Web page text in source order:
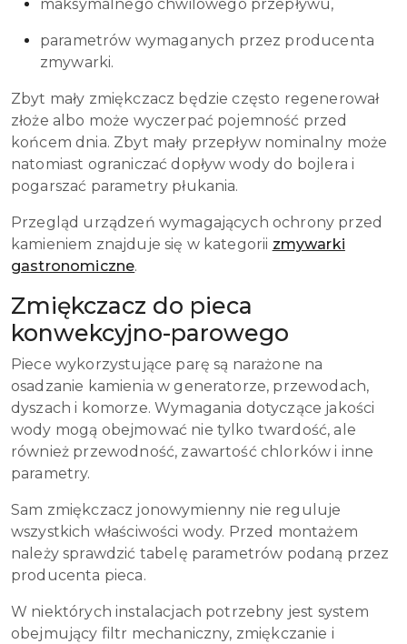
maksymalnego chwilowego przepływu,
parametrów wymaganych przez producenta
zmywarki.
Zbyt mały zmiękczacz będzie często regenerował
złoże albo może wyczerpać pojemność przed
końcem dnia. Zbyt mały przepływ nominalny może
natomiast ograniczać dopływ wody do bojlera i
pogarszać parametry płukania.
Przegląd urządzeń wymagających ochrony przed
kamieniem znajduje się w kategorii zmywarki
gastronomiczne.
Zmiękczacz do pieca
konwekcyjno-parowego
Piece wykorzystujące parę są narażone na
osadzanie kamienia w generatorze, przewodach,
dyszach i komorze. Wymagania dotyczące jakości
wody mogą obejmować nie tylko twardość, ale
również przewodność, zawartość chlorków i inne
parametry.
Sam zmiękczacz jonowymienny nie reguluje
wszystkich właściwości wody. Przed montażem
należy sprawdzić tabelę parametrów podaną przez
producenta pieca.
W niektórych instalacjach potrzebny jest system
obejmujący filtr mechaniczny, zmiękczanie i